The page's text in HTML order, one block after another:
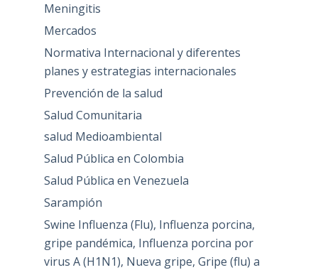
Meningitis
Mercados
Normativa Internacional y diferentes
planes y estrategias internacionales
Prevención de la salud
Salud Comunitaria
salud Medioambiental
Salud Pública en Colombia
Salud Pública en Venezuela
Sarampión
Swine Influenza (Flu), Influenza porcina,
gripe pandémica, Influenza porcina por
virus A (H1N1), Nueva gripe, Gripe (flu) a